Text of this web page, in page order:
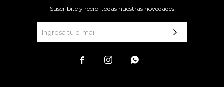
¡Suscribite y recibí todas nuestras novedades!
  